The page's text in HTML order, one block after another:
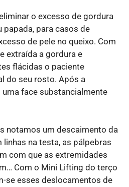
o excesso de gordura
papada, para casos de
de pele no queixo. Com
extraída a gordura e
flácidas o paciente
do seu rosto. Após a
face substancialmente
notamos um descaimento da
linhas na testa, as pálpebras
com que as extremidades
Com o Mini Lifting do terço
se esses deslocamentos de